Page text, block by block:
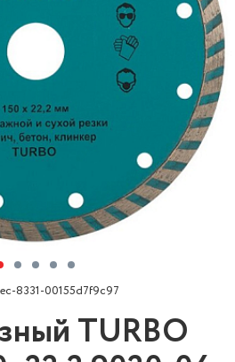
8331-00155d7f9c97
TURBO